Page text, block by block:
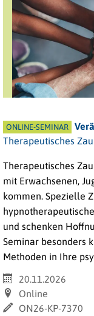
ONLINE-SEMINAR
Therapeutisches
Therapeutisches
mit Erwachsenen,
kommen. Spezielle
und schenken
Seminar besonders
Methoden in Ihre
20.11.2026
Online
ON26-KP-7370